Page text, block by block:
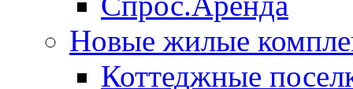
Новые жилые
Коттеджные